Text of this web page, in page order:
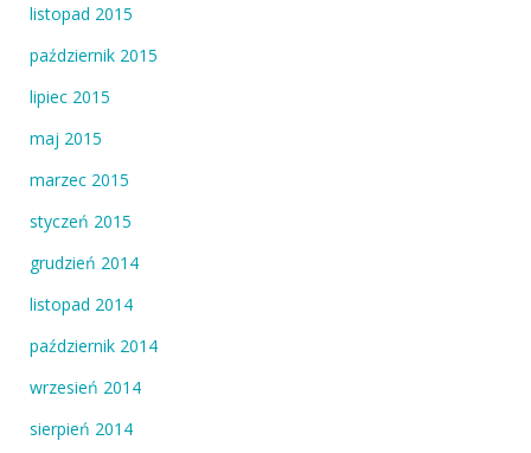
listopad 2015
październik 2015
lipiec 2015
maj 2015
marzec 2015
styczeń 2015
grudzień 2014
listopad 2014
październik 2014
wrzesień 2014
sierpień 2014